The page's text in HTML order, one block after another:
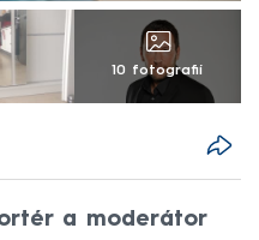
10 fotografií
a moderátor